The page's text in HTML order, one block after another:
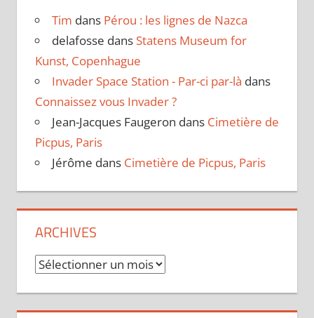
Tim dans Pérou : les lignes de Nazca
delafosse dans Statens Museum for
Kunst, Copenhague
Invader Space Station - Par-ci par-là dans
Connaissez vous Invader ?
Jean-Jacques Faugeron dans Cimetière de
Picpus, Paris
Jérôme dans Cimetière de Picpus, Paris
ARCHIVES
Archives